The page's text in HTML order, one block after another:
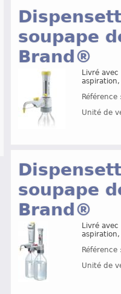
soupape
Brand®
Livré
Unité de
soupape
Brand®
Livré
Unité de